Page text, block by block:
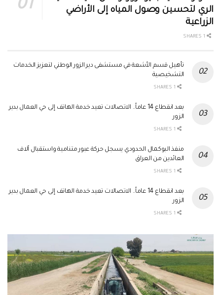
الري لتحسين وصول المياه إلى الأراضي
الزراعية
تأهيل قسم الأشعة في مستشفى دير الزور الوطني لتعزيز الخدمات
التشخيصية
بعد انقطاع 14 عاماً.. الاتصالات تعيد خدمة الهاتف إلى حي العمال بدير
الزور
منفذ البوكمال الحدودي يسجل حركة عبور متنامية واستقبال آلاف
العائدين من العراق
بعد انقطاع 14 عاماً.. الاتصالات تعيد خدمة الهاتف إلى حي العمال بدير
الزور